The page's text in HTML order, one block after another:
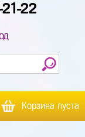
22
Корзина пуста